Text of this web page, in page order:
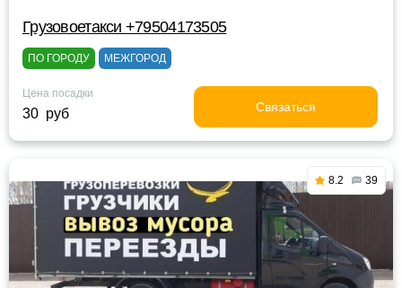
Грузовоетакси +79504173505
ПО ГОРОДУ МЕЖГОРОД
Цена посадки
30 руб Связаться
8.2 39